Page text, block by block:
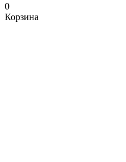
0
Корзина